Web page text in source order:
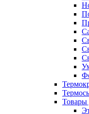
Товары